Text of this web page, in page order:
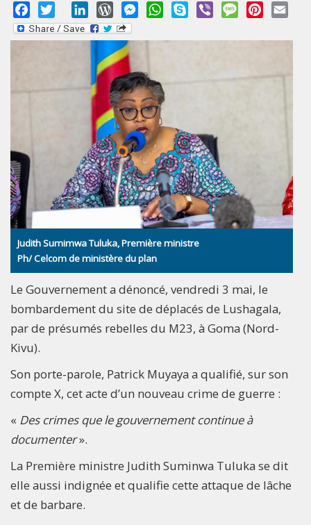
Facebook
Twitter LinkedInWordPressMessengerWhatsApp
Skype Viber MessagePinterest
Judith Sumimwa Tuluka, Première ministre
Ph/ Celcom de ministère du plan
Le Gouvernement a dénoncé, vendredi 3 mai, le
bombardement du site de déplacés de Lushagala,
par de présumés rebelles du M23, à Goma (Nord-
Kivu).
Son porte-parole, Patrick Muyaya a qualifié, sur son
compte X, cet acte d’un nouveau crime de guerre :
« Des crimes que le gouvernement continue à
documenter».
La Première ministre Judith Suminwa Tuluka se dit
elle aussi indignée et qualifie cette attaque de lâche
et de barbare.